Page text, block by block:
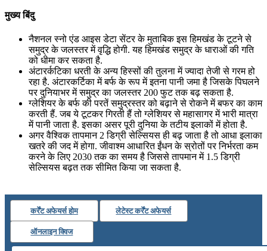
मुख्य बिंदु
नैशनल स्‍नो एंड आइस डेटा सेंटर के मुताबिक इस हिमखंड के टूटने से
समुद्र के जलस्‍तर में वृद्धि होगी. यह हिमखंड समुद्र के धाराओं की गति
को धीमा कर सकता है.
अंटारर्कटिका धरती के अन्‍य हिस्‍सों की तुलना में ज्‍यादा तेजी से गरम हो
रहा है. अंटारकर्टिका में बर्फ के रूप में इतना पानी जमा है जिसके पिघलने
पर दुनियाभर में समुद्र का जलस्‍तर 200 फुट तक बढ़ सकता है.
ग्लेशियर के बर्फ की परतें समुद्रस्तर को बढ़ाने से रोकने में बफर का काम
करती हैं. जब ये टूटकर गिरती हैं तो ग्लेशियर से महासागर में भारी मात्रा
में पानी जाता है. इसका असर पूरी दुनिया के तटीय इलाकों में होता है.
अगर वैश्विक तापमान 2 डिग्री सेल्सियस ही बढ़ जाता है तो आधा इलाका
खतरे की जद में होगा. जीवाश्म आधारित ईंधन के स्रोतों पर निर्भरता कम
करने के लिए 2030 तक का समय है जिससे तापमान में 1.5 डिग्री
सेल्सियस बढ़त तक सीमित किया जा सकता है.
कर्रेंट अफेयर्स होम लेटेस्ट कर्रेंट अफेयर्स
ऑनलाइन क्विज